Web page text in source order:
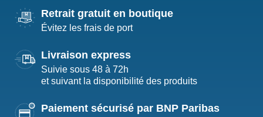
Retrait gratuit en boutique
Évitez les frais de port
Livraison express
Suivie sous 48 à 72h
et suivant la disponibilité des produits
Paiement sécurisé par BNP Paribas